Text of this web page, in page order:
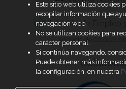
Agencia de
Este sitio web utiliza cookies
recopilar información que
navegación web.
No se utilizan cookies para
carácter personal.
Si continúa navegando,
Puede obtener más
la configuración, en nuestra